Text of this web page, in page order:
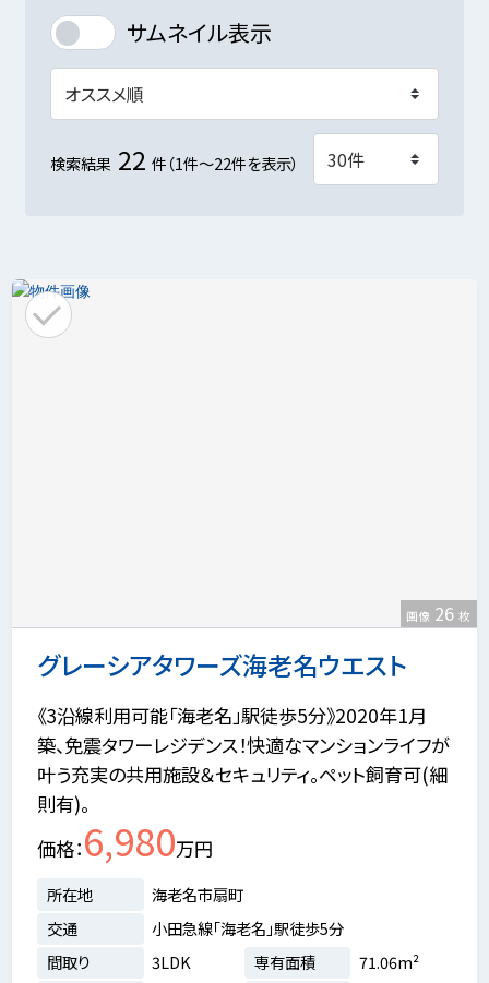
サムネイル表示
検索結果 22 件（1件～22件を表示）
グレーシアタワーズ海老名ウエスト
画像 26 枚
《3沿線利用可能「海老名」駅徒歩5分》2020年1月
築、免震タワーレジデンス！快適なマンションライフが
叶う充実の共用施設＆セキュリティ。ペット飼育可(細
則有)。
価格 6,980万円
所在地
海老名市扇町
交通
小田急線「海老名」駅徒歩5分
間取り
3LDK 専有面積
71.06m²